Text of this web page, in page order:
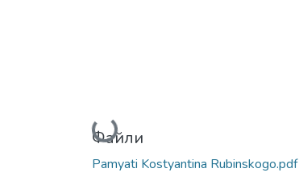
Вантажиться...
Файли
Pamyati Kostyantina Rubinskogo.pdf